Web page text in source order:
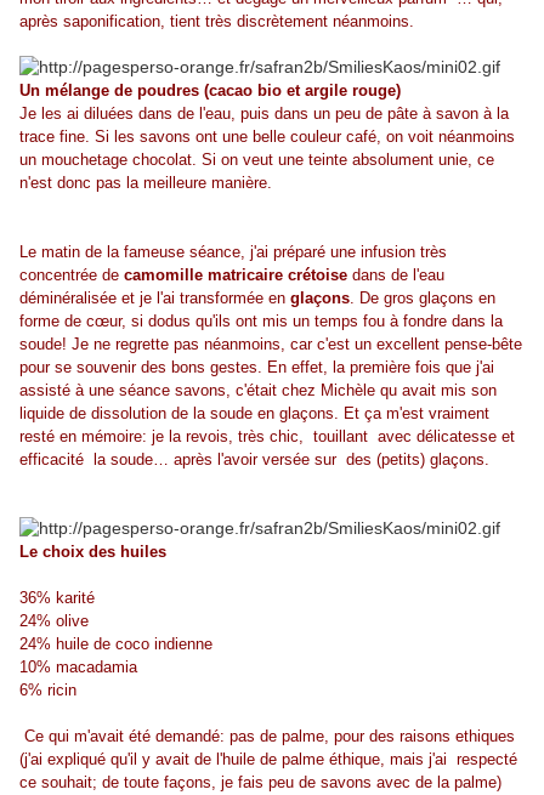
après saponification, tient très discrètement néanmoins.
Un mélange de poudres (cacao bio et argile rouge)
Je les ai diluées dans de l'eau, puis dans un peu de pâte à savon à la
trace fine. Si les savons ont une belle couleur café, on voit néanmoins
un mouchetage chocolat. Si on veut une teinte absolument unie, ce
n'est donc pas la meilleure manière.
Le matin de la fameuse séance, j'ai préparé une infusion très
concentrée de camomille matricaire crétoise dans de l'eau
déminéralisée et je l'ai transformée en glaçons. De gros glaçons en
forme de cœur, si dodus qu'ils ont mis un temps fou à fondre dans la
soude! Je ne regrette pas néanmoins, car c'est un excellent pense-bête
pour se souvenir des bons gestes. En effet, la première fois que j'ai
assisté à une séance savons, c'était chez Michèle qu avait mis son
liquide de dissolution de la soude en glaçons. Et ça m'est vraiment
resté en mémoire: je la revois, très chic, touillant avec délicatesse et
efficacité la soude… après l'avoir versée sur des (petits) glaçons.
Le choix des huiles
36% karité
24% olive
24% huile de coco indienne
10% macadamia
6% ricin
Ce qui m'avait été demandé: pas de palme, pour des raisons ethiques
(j'ai expliqué qu'il y avait de l'huile de palme éthique, mais j'ai respecté
ce souhait; de toute façons, je fais peu de savons avec de la palme)